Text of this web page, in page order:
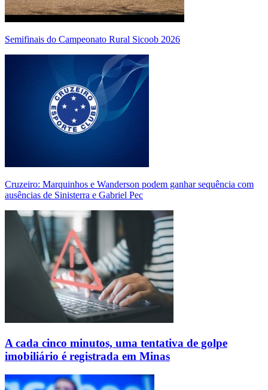
Semifinais do Campeonato Rural Sicoob 2026
Cruzeiro: Marquinhos e Wanderson podem ganhar sequência com
ausências de Sinisterra e Gabriel Pec
A cada cinco minutos, uma tentativa de golpe
imobiliário é registrada em Minas